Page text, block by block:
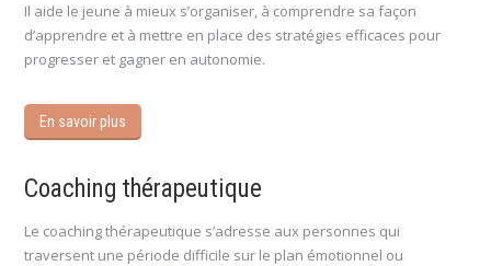
Il aide le jeune à mieux s’organiser, à comprendre sa façon
d’apprendre et à mettre en place des stratégies efficaces pour
progresser et gagner en autonomie.
En savoir plus
Coaching thérapeutique
Le coaching thérapeutique s’adresse aux personnes qui
traversent une période difficile sur le plan émotionnel ou